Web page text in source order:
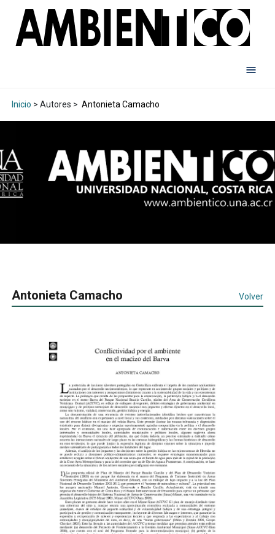
Inicio > Autores > Antonieta Camacho
Antonieta Camacho Volver